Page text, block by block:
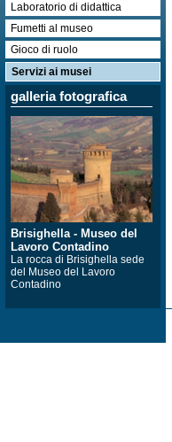
Laboratorio di didattica
Fumetti al museo
Gioco di ruolo
Servizi ai musei
galleria fotografica
Brisighella - Museo del
Lavoro Contadino
La rocca di Brisighella sede
del Museo del Lavoro
Contadino